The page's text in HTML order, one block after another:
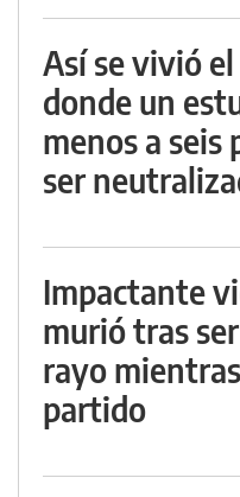
Así se vivió
donde un
menos a seis
ser
Impactante
murió tras
rayo
partido